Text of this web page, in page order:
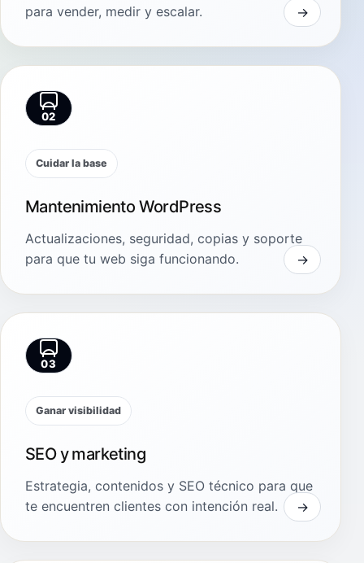
para vender, medir y escalar.
02
Cuidar la base
Mantenimiento WordPress
Actualizaciones, seguridad, copias y soporte
para que tu web siga funcionando.
03
Ganar visibilidad
SEO y marketing
Estrategia, contenidos y SEO técnico para que
te encuentren clientes con intención real.